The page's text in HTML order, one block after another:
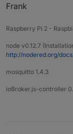
Frank
Raspberry Pi 2 -
node v0.12.7
http://nodered.org/
mosquitto 1.4.3
ioBroker.js-controller